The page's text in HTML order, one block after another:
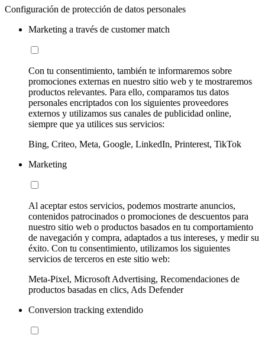
Configuración de protección de datos personales
Marketing a través de customer match
Con tu consentimiento, también te informaremos sobre
promociones externas en nuestro sitio web y te mostraremos
productos relevantes. Para ello, comparamos tus datos
personales encriptados con los siguientes proveedores
externos y utilizamos sus canales de publicidad online,
siempre que ya utilices sus servicios:
Bing, Criteo, Meta, Google, LinkedIn, Printerest, TikTok
Marketing
Al aceptar estos servicios, podemos mostrarte anuncios,
contenidos patrocinados o promociones de descuentos para
nuestro sitio web o productos basados en tu comportamiento
de navegación y compra, adaptados a tus intereses, y medir su
éxito. Con tu consentimiento, utilizamos los siguientes
servicios de terceros en este sitio web:
Meta-Pixel, Microsoft Advertising, Recomendaciones de
productos basadas en clics, Ads Defender
Conversion tracking extendido